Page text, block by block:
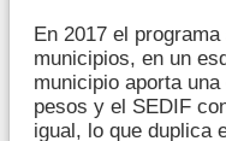
En 2017 el
municipios, en un
municipio aporta
pesos y el SEDIF
igual, lo que duplica